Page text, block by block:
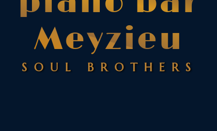
Meyzieu
SOUL BROTHERS